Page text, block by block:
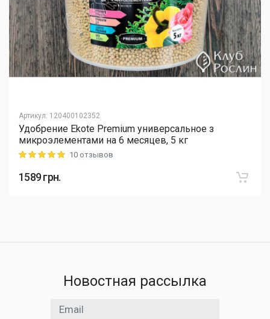
Артикул: 120400102352
Удобрение Ekote Premium универсальное з
микроэлементами на 6 месяцев, 5 кг
Rating: 5 out of 510 отзывов
1589грн.
Новостная рассылка
Email адрес